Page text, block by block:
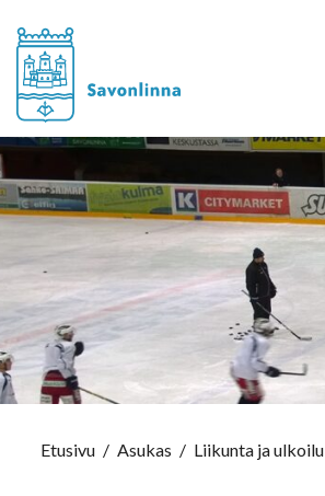
Etusivu / Asukas / Liikunta ja ulkoilu